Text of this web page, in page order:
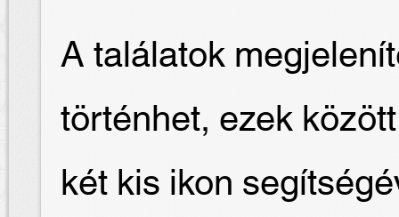
A találatok
történhet, ezek
két kis ikon